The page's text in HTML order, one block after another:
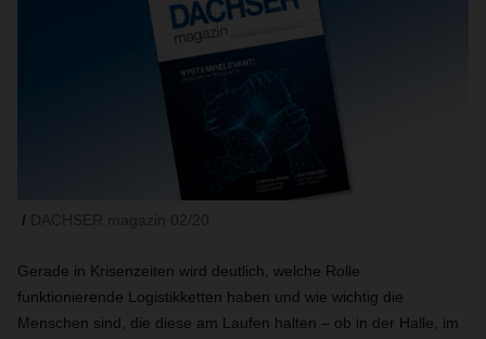
Gerade in Krisenzeiten wird deutlich, welche Rolle
funktionierende Logistikketten haben und wie wichtig die
Menschen sind, die diese am Laufen halten – ob in der Halle, im